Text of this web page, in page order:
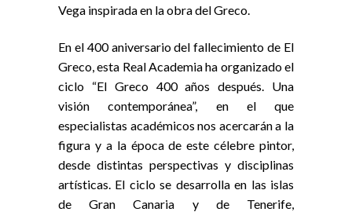
Vega inspirada en la obra del Greco.
En el 400 aniversario del fallecimiento de El
Greco, esta Real Academia ha organizado el
ciclo “El Greco 400 años después. Una
visión contemporánea”, en el que
especialistas académicos nos acercarán a la
figura y a la época de este célebre pintor,
desde distintas perspectivas y disciplinas
artísticas. El ciclo se desarrolla en las islas
de Gran Canaria y de Tenerife,